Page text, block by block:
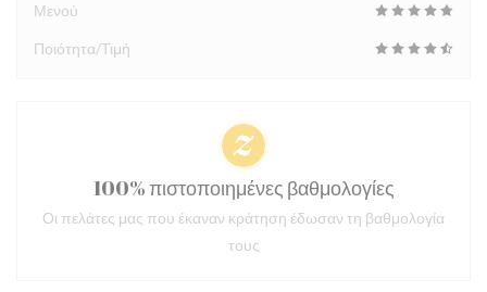
Μενού
Ποιότητα/Τιμή
100% πιστοποιημένες βαθμολογίες
Οι πελάτες μας που έκαναν κράτηση έδωσαν τη βαθμολογία
τους